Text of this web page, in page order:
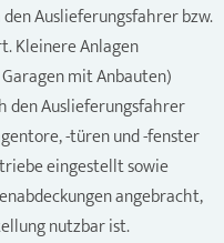
Auslieferungsfahrer bzw.
Kleinere Anlagen
mit Anbauten)
den Auslieferungsfahrer
-türen und -fenster
eingestellt sowie
angebracht,
nutzbar ist.